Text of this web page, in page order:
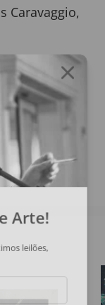
Caravaggio,
Arte!
leilões,